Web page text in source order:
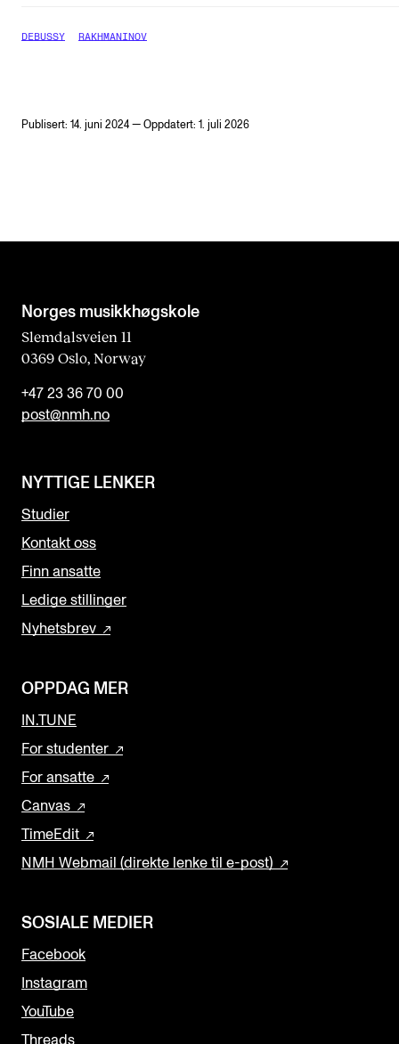
DEBUSSY RAKHMANINOV
Publisert: 14. juni 2024 — Oppdatert: 1. juli 2026
Norges musikk­høgskole
Slemdalsveien 11
0369 Oslo, Norway
+47 23 36 70 00
post@nmh.no
NYTTIGE LENKER
Studier
Kontakt oss
Finn ansatte
Ledige stillinger
Nyhetsbrev
OPPDAG MER
IN.TUNE
For studenter
For ansatte
Canvas
TimeEdit
NMH Webmail (direkte lenke til e-post)
SOSIALE MEDIER
Facebook
Instagram
YouTube
Threads